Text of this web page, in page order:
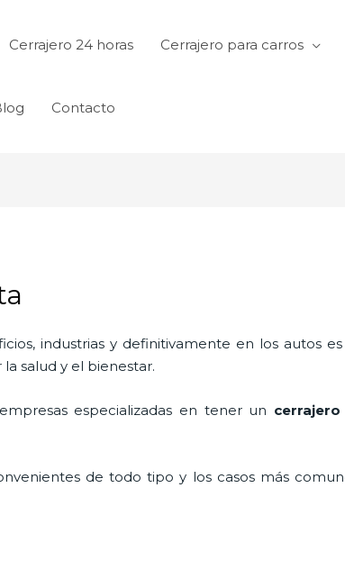
Cerrajero 24 horas Cerrajero para carros
Contacto
industrias y definitivamente en los autos
salud y el bienestar.
especializadas en tener un
de todo tipo y los casos más